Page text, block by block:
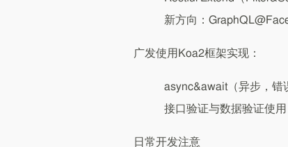
新方向：
广发使用Koa2框架实现：
async&await（异步，错
接口验证与数据验证使
日常开发注意